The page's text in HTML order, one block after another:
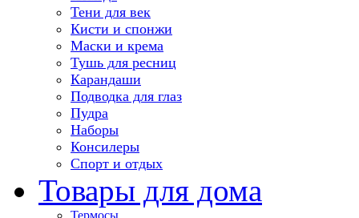
Тени для век
Кисти и спонжи
Маски и крема
Тушь для ресниц
Карандаши
Подводка для глаз
Пудра
Наборы
Консилеры
Спорт и отдых
Товары для дома
Термосы